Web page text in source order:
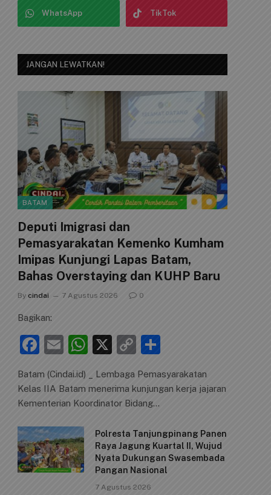
WhatsApp TikTok
JANGAN LEWATKAN!
BATAM
Deputi Imigrasi dan
Pemasyarakatan Kemenko Kumham
Imipas Kunjungi Lapas Batam,
Bahas Overstaying dan KUHP Baru
By cindai 7 Agustus 2026 0
Bagikan:
F
c
e
b
o
o
k
E
ai
l
W
at
s
p
p
X
C
p
y
n
k
ar
Batam (Cindai.id) _ Lembaga Pemasyarakatan
Kelas IIA Batam menerima kunjungan kerja jajaran
Kementerian Koordinator Bidang…
Polresta Tanjungpinang Panen
Raya Jagung Kuartal II, Wujud
Nyata Dukungan Swasembada
Pangan Nasional
7 Agustus 2026